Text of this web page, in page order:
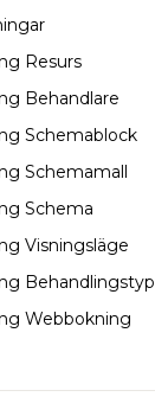
Resurs
Behandlare
Schemablock
Schemamall
Schema
Visningsläge
Behandlingstyp
Webbokning